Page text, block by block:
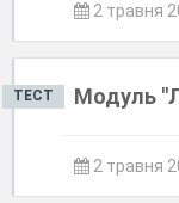
2 травня
ТЕСТ Модуль
2 травня